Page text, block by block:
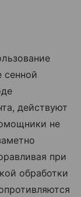
сенной
действуют
не
при
обработки